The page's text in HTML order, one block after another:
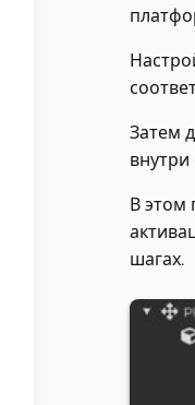
Затем
В этом
шагах.